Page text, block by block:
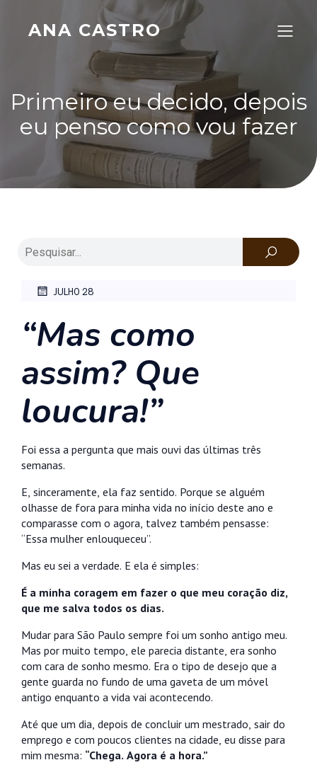
ANA CASTRO
Primeiro eu decido, depois
eu penso como vou fazer
JULHO 28
“Mas como
assim? Que
loucura!”
Foi essa a pergunta que mais ouvi das últimas três
semanas.
E, sinceramente, ela faz sentido. Porque se alguém
olhasse de fora para minha vida no início deste ano e
comparasse com o agora, talvez também pensasse:
“Essa mulher enlouqueceu”.
Mas eu sei a verdade. E ela é simples:
É a minha coragem em fazer o que meu coração diz,
que me salva todos os dias.
Mudar para São Paulo sempre foi um sonho antigo meu.
Mas por muito tempo, ele parecia distante, era sonho
com cara de sonho mesmo. Era o tipo de desejo que a
gente guarda no fundo de uma gaveta de um móvel
antigo enquanto a vida vai acontecendo.
Até que um dia, depois de concluir um mestrado, sair do
emprego e com poucos clientes na cidade, eu disse para
mim mesma: “Chega. Agora é a hora.”